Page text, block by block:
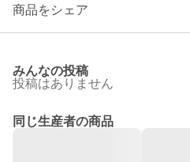
商品をシェア
みんなの投稿
投稿はありません
同じ生産者の商品